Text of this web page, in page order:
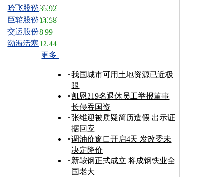
哈飞股份36.92
巨轮股份14.58
交运股份8.99
渤海活塞12.44
更多
我国城市可用土地资源已近极
限
凯恩219名退休员工举报董事
长侵吞国资
张维迎被质疑简历造假 出示证
据回应
调油价窗口开启4天 发改委未
决定降价
新鞍钢正式成立 将成钢铁业全
国老大